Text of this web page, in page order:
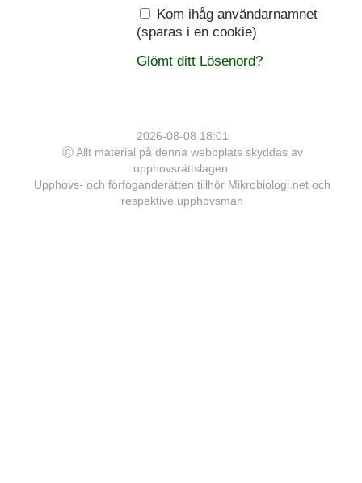
Kom ihåg användarnamnet
(sparas i en cookie)
Glömt ditt Lösenord?
2026-08-08 18:01
Ⓒ Allt material på denna webbplats skyddas av
upphovsrättslagen.
Upphovs- och förfoganderätten tillhör Mikrobiologi.net och
respektive upphovsman